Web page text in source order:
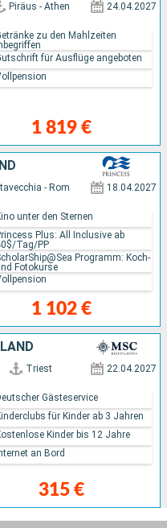
Piräus - Athen 24.04.2027
1 819 €
zu den Mahlzeiten
für Ausflüge angeboten
- Rom 18.04.2027
1 102 €
unter den Sternen
Plus: All Inclusive ab
Tag/PP
Programm: Koch-
Fotokurse
Triest 22.04.2027
315 €
Gästeservice
für Kinder ab 3 Jahren
Kinder bis 12 Jahre
an Bord